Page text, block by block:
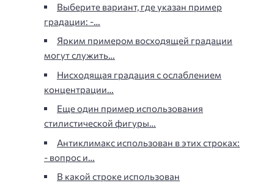
Выберите вариант, где указан пример
градации: -…
Ярким примером восходящей градации
могут служить…
Нисходящая градация с ослаблением
концентрации…
Еще один пример использования
стилистической фигуры…
Антиклимакс использован в этих строках:
- вопрос и…
В какой строке использован